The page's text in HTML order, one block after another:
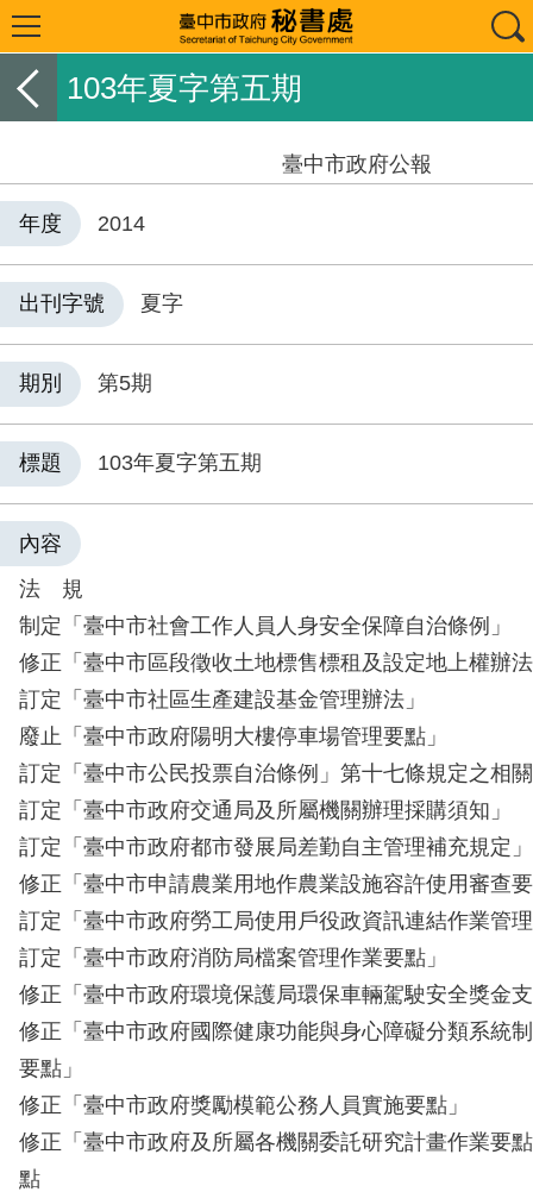
103年夏字第五期
臺中市政府公報
年度 2014
出刊字號 夏字
期別 第5期
標題 103年夏字第五期
內容
法 規
制定「臺中市社會工作人員人身安全保障自治條例」
修正「臺中市區段徵收土地標售標租及設定地上權辦
訂定「臺中市社區生產建設基金管理辦法」
廢止「臺中市政府陽明大樓停車場管理要點」
訂定「臺中市公民投票自治條例」第十七條規定之相
訂定「臺中市政府交通局及所屬機關辦理採購須知」
訂定「臺中市政府都市發展局差勤自主管理補充規定」
修正「臺中市申請農業用地作農業設施容許使用審查
訂定「臺中市政府勞工局使用戶役政資訊連結作業管
訂定「臺中市政府消防局檔案管理作業要點」
修正「臺中市政府環境保護局環保車輛駕駛安全獎金
修正「臺中市政府國際健康功能與身心障礙分類系統
要點」
修正「臺中市政府獎勵模範公務人員實施要點」
修正「臺中市政府及所屬各機關委託研究計畫作業要
點